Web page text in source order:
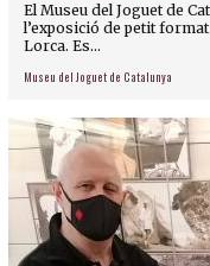
El Museu del Joguet de
l’exposició de petit
Lorca. Es...
Museu del Joguet de Catalunya